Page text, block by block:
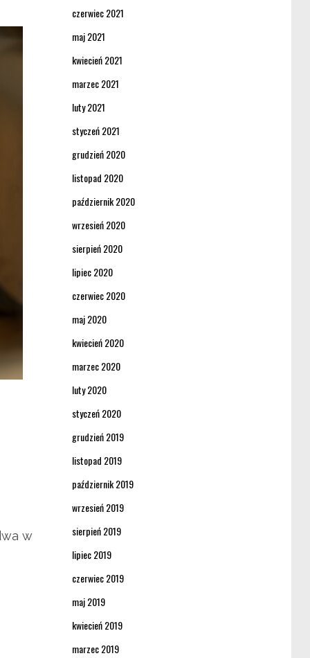
w
czerwiec 2021
maj 2021
kwiecień 2021
marzec 2021
luty 2021
styczeń 2021
grudzień 2020
listopad 2020
październik 2020
wrzesień 2020
sierpień 2020
lipiec 2020
czerwiec 2020
maj 2020
kwiecień 2020
marzec 2020
luty 2020
styczeń 2020
grudzień 2019
listopad 2019
październik 2019
wrzesień 2019
sierpień 2019
lipiec 2019
czerwiec 2019
maj 2019
kwiecień 2019
marzec 2019